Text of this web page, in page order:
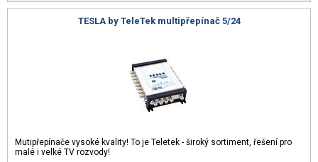
TESLA by TeleTek multipřepínač 5/24
Mutipřepínače vysoké kvality! To je Teletek - široký sortiment, řešení pro
malé i velké TV rozvody!